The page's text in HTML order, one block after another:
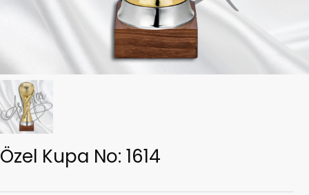
Özel Kupa No: 1614